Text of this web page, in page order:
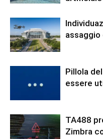
Pillola
essere
TA488
Zimbra